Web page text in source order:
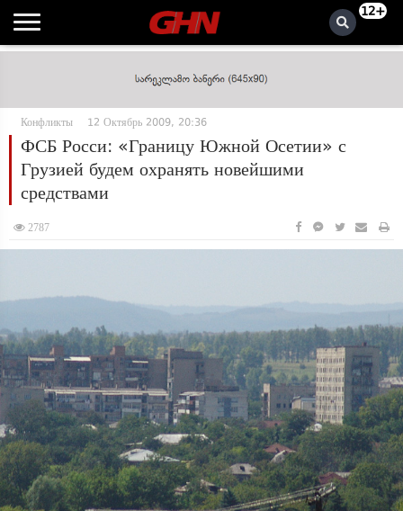
12+
Конфликты 12 Октябрь 2009, 20:36
ФСБ Росси: «Границу Южной Осетии» с
Грузией будем охранять новейшими
средствами
2787